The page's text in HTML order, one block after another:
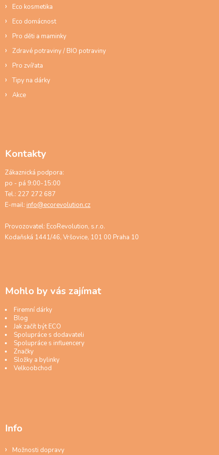
Eco kosmetika
Eco domácnost
Pro děti a maminky
Zdravé potraviny / BIO potraviny
Pro zvířata
Tipy na dárky
Akce
Kontakty
Zákaznická podpora:
po - pá 9:00-15:00
Tel.: 227 272 687
E-mail: info@ecorevolution.cz
Provozovatel: EcoRevolution, s.r.o.
Kodaňská 1441/46, Vršovice, 101 00 Praha 10
Mohlo by vás zajímat
Firemní dárky
Blog
Jak začít být ECO
Spolupráce s dodavateli
Spolupráce s influencery
Značky
Složky a bylinky
Velkoobchod
Info
Možnosti dopravy